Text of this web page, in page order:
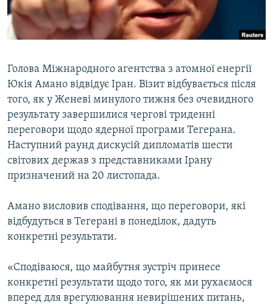
ВІДЕОУРОКИ «ELIFBE»
СВІДЧЕННЯ ОКУПАЦІЇ
Русский
Qırımtatar
Усі сайти RFE/RL
Голова Міжнародного агентства з атомної енергії
Юкія Амано відвідує Іран. Візит відбувається після
того, як у Женеві минулого тижня без очевидного
результату завершилися чергові триденні
переговори щодо ядерної програми Тегерана.
Наступний раунд дискусій дипломатів шести
світових держав з представниками Ірану
призначений на 20 листопада.
Амано висловив сподівання, що переговори, які
відбудуться в Тегерані в понеділок, дадуть
конкретні результати.
«Сподіваюся, що майбутня зустріч принесе
конкретні результати щодо того, як ми рухаємося
вперед для врегулювання невирішених питань,